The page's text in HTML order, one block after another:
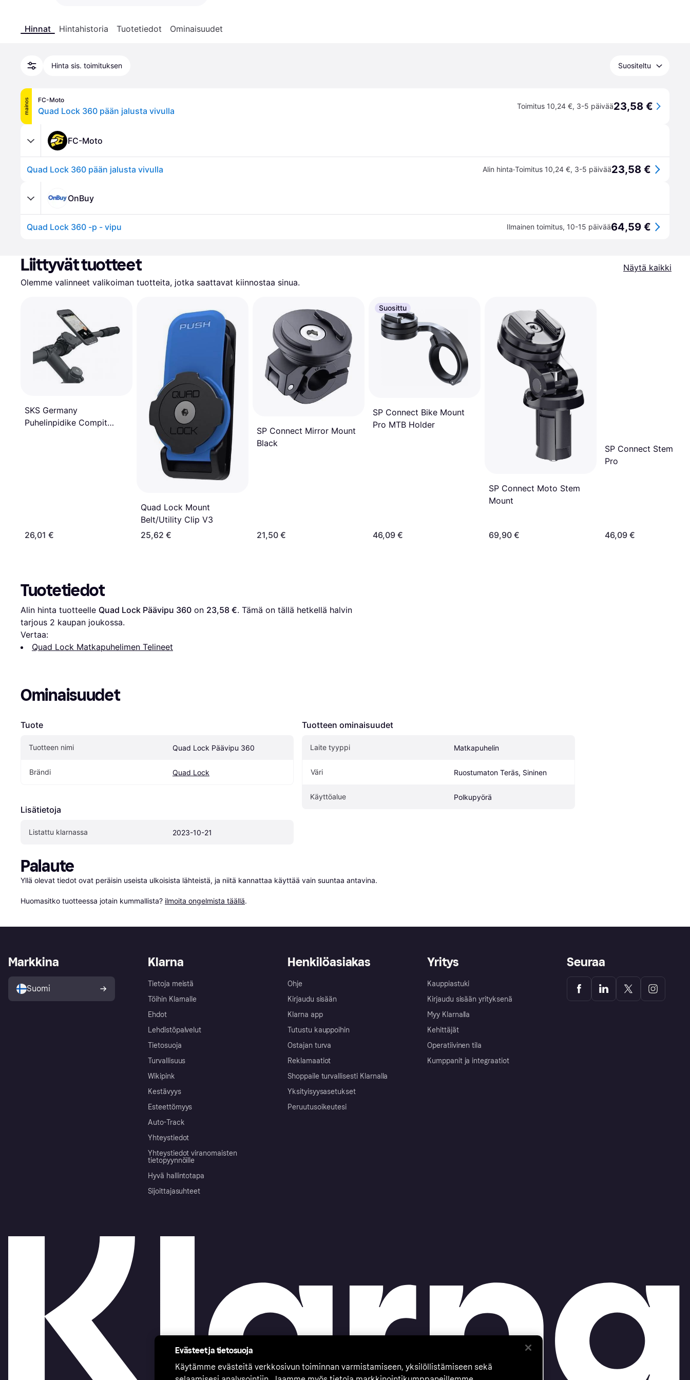
Hinnat Hintahistoria Tuotetiedot Ominaisuudet
Hinta sis. toimituksen Suositeltu
mainos FC-Moto
Quad Lock 360 pään jalusta vivulla Toimitus 10,24 €, 3-5 päivää23,58 €
FC-Moto
Quad Lock 360 pään jalusta vivulla Alin hinta·Toimitus 10,24 €, 3-5 päivää23,58 €
OnBuy
Quad Lock 360 -p - vipu Ilmainen toimitus, 10-15 päivää64,59 €
Liittyvät tuotteet
Näytä kaikki
Olemme valinneet valikoiman tuotteita, jotka saattavat kiinnostaa sinua.
SKS Germany
Puhelinpidike Compit
26,01 €
Quad Lock Mount
Belt/Utility Clip V3
25,62 €
SP Connect Mirror Mount
Black
21,50 €
Suosittu
SP Connect Bike Mount
Pro MTB Holder
46,09 €
SP Connect Moto Stem
Mount
69,90 €
SP Connect Stem
Pro
46,09 €
Tuotetiedot
Alin hinta tuotteelle Quad Lock Päävipu 360 on 23,58 €. Tämä on tällä hetkellä halvin
tarjous 2 kaupan joukossa.
Vertaa:
Quad Lock Matkapuhelimen Telineet
Ominaisuudet
Tuote
Tuotteen nimi Quad Lock Päävipu 360
Brändi Quad Lock
Lisätietoja
Listattu klarnassa 2023-10-21
Tuotteen ominaisuudet
Laite tyyppi Matkapuhelin
Väri Ruostumaton Teräs, Sininen
Käyttöalue Polkupyörä
Palaute
Yllä olevat tiedot ovat peräisin useista ulkoisista lähteistä, ja niitä kannattaa käyttää vain suuntaa antavina.
Huomasitko tuotteessa jotain kummallista? ilmoita ongelmista täällä.
Klarna
Tietoja meistä
Töihin Klarnalle
Ehdot
Lehdistöpalvelut
Tietosuoja
Turvallisuus
Wikipink
Kestävyys
Esteettömyys
Auto-Track
Yhteystiedot
Yhteystiedot viranomaisten
tietopyynnöille
Hyvä hallintotapa
Sijoittajasuhteet
Henkilöasiakas
Ohje
Kirjaudu sisään
Klarna app
Tutustu kauppoihin
Ostajan turva
Reklamaatiot
Shoppaile turvallisesti Klarnalla
Yksityisyysasetukset
Peruutusoikeutesi
Yritys
Kauppiastuki
Kirjaudu sisään yrityksenä
Myy Klarnalla
Kehittäjät
Operatiivinen tila
Kumppanit ja integraatiot
Markkina
Suomi
Seuraa
Evästeet ja tietosuoja
Käytämme evästeitä verkkosivun toiminnan varmistamiseen, yksilöllistämiseen sekä